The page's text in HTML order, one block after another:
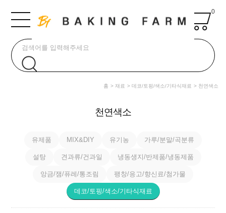
0
홈 재료 데코/토핑/색소/기타식재료 천연색소
천연색소
유제품 MIX&DIY 유기농 가루/분말/곡분류
설탕 견과류/건과일 냉동생지/반제품/냉동제품
앙금/잼/퓨레/통조림 팽창/응고/향신료/첨가물
데코/토핑/색소/기타식재료